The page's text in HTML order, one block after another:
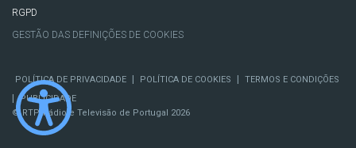
RGPD
GESTÃO DAS DEFINIÇÕES DE COOKIES
POLÍTICA DE PRIVACIDADE POLÍTICA DE COOKIES TERMOS E CONDIÇÕES
PUBLICIDADE
© RTP, Rádio e Televisão de Portugal 2026